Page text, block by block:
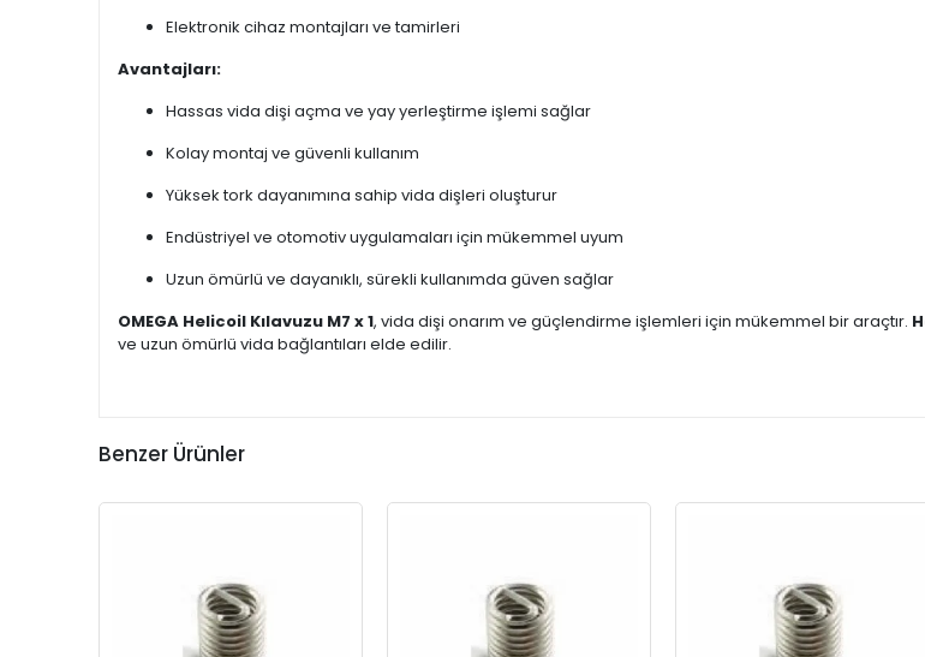
Elektronik cihaz montajları ve tamirleri
Avantajları:
Hassas vida dişi açma ve yay yerleştirme işlemi sağlar
Kolay montaj ve güvenli kullanım
Yüksek tork dayanımına sahip vida dişleri oluşturur
Endüstriyel ve otomotiv uygulamaları için mükemmel uyum
Uzun ömürlü ve dayanıklı, sürekli kullanımda güven sağlar
OMEGA Helicoil Kılavuzu M7 x 1, vida dişi onarım ve güçlendirme işlemleri için mükemmel bir araçtır.
ve uzun ömürlü vida bağlantıları elde edilir.
Benzer Ürünler